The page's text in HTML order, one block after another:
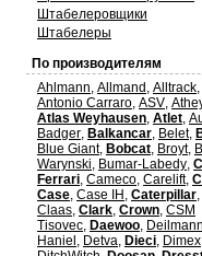
Штабелеровщики
Штабелеры
По производителям
Ahlmann, Allmand , Alltrack,
Antonio Carraro, ASV,
Atlas Weyhausen, Atlet,
Badger, Balkancar, Belet,
Blue Giant, Bobcat, Broyt,
Warynski, Bumar-Labedy,
Ferrari, Cameco, Carelift,
Case, Case IH , Caterpillar,
Claas, Clark, Crown, CSM
Tisovec, Daewoo,
Haniel , Detva, Dieci, Dimex